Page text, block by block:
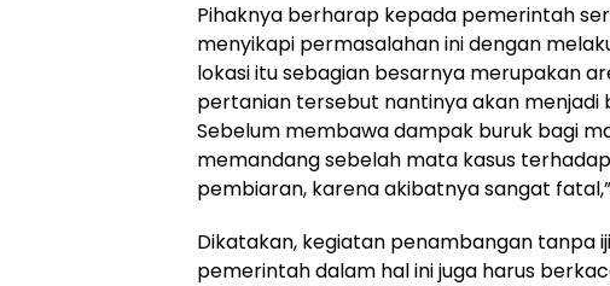
Pihaknya berharap kepada pemerintah
menyikapi permasalahan ini dengan
lokasi itu sebagian besarnya merupakan
pertanian tersebut nantinya akan menjadi
Sebelum membawa dampak buruk bagi
memandang sebelah mata kasus
pembiaran, karena akibatnya sangat
Dikatakan, kegiatan penambangan tanpa
pemerintah dalam hal ini juga harus